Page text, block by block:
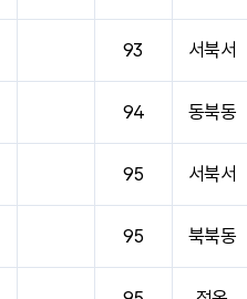
93 서북서
94 동북동
95 서북서
95 북북동